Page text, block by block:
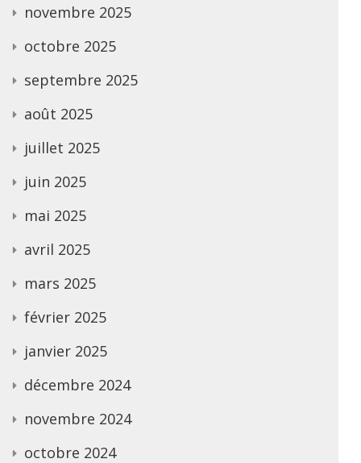
novembre 2025
octobre 2025
septembre 2025
août 2025
juillet 2025
juin 2025
mai 2025
avril 2025
mars 2025
février 2025
janvier 2025
décembre 2024
novembre 2024
octobre 2024